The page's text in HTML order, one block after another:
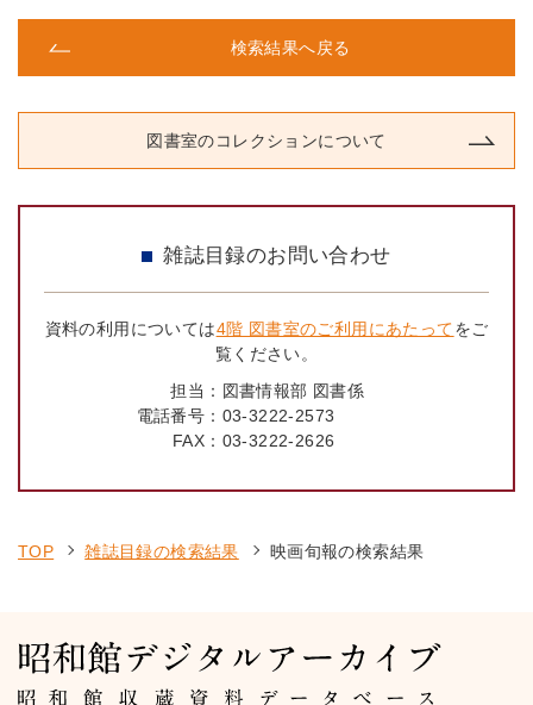
検索結果へ戻る
図書室のコレクションについて
雑誌目録のお問い合わせ
資料の利用については4階 図書室のご利用にあたってをご
覧ください。
担当： 図書情報部 図書係
電話番号： 03-3222-2573
FAX： 03-3222-2626
TOP 雑誌目録の検索結果 映画旬報の検索結果